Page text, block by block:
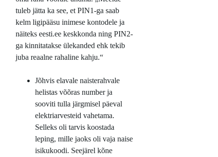
tuleb jätta ka see, et PIN1-ga saab
kelm ligipääsu inimese kontodele ja
näiteks eesti.ee keskkonda ning PIN2-
ga kinnitatakse ülekanded ehk tekib
juba reaalne rahaline kahju.“
Jõhvis elavale naisterahvale
helistas võõras number ja
sooviti tulla järgmisel päeval
elektriarvesteid vahetama.
Selleks oli tarvis koostada
leping, mille jaoks oli vaja naise
isikukoodi. Seejärel kõne